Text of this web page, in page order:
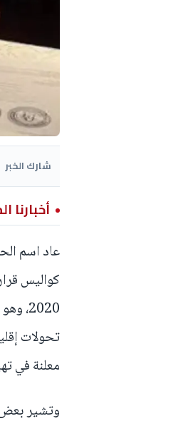
شارك الخبر
عاد اسم
كواليس
تحولات
معلنة في
وتشير بعض